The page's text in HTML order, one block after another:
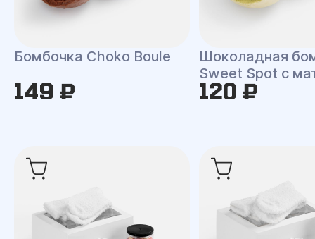
Бомбочка Choko Boule
149 ₽
Шоколадная
Sweet Spot с
120 ₽